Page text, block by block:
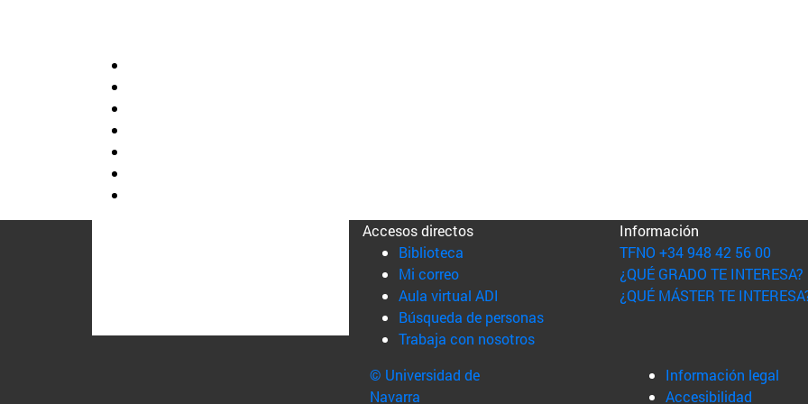
Accesos directos
Biblioteca (abre en nueva ventana)
Mi correo(abre en nueva ventana)
Aula virtual ADI (abre en nueva ventana)
Búsqueda de personas(abre en nueva ventana)
Trabaja con nosotros(abre en nueva ventana)
Información
TFNO +34 948 42 56 00
¿QUÉ GRADO TE INTERESA?
¿QUÉ MÁSTER TE
© Universidad de
Navarra
Información legal
Accesibilidad